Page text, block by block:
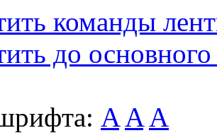
команды
до основного
A A A